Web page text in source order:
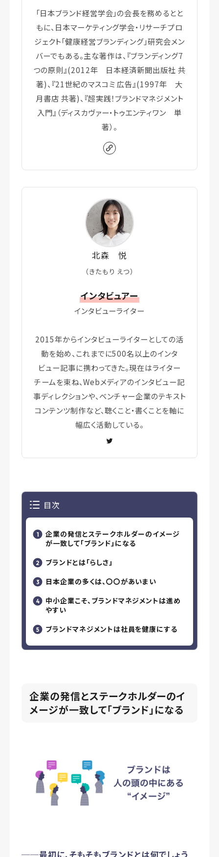
「日本ブランド経営学会」の会長を務めるとと
もに、日本マーケティング学会・リサーチプロ
ジェクト「健康経営ブランディング」研究会メン
バーでもある。主な著作は、『ブランディング7
つの原則』(2012年 日本経済新聞出版社 共
著)、『21世紀のマスコミ 広告』(1997年 大
月書店 共著)、『超実践！ブランドマネジメント
入門』（ディスカヴァー・トゥエンティワン 単
著）。
北森 悦
（きたもり えつ）
インタビュアー
インタビューライター
2015年からインタビューライターとしての活
動を始め、これまでに500名以上のインタ
ビュー記事に携わってきた。現在はライター
チームを束ね、Webメディアのインタビュー記
事ディレクションや、ベンチャー企業のテキスト
コンテンツ制作など、聴くこと・書くことを軸に
幅広く活動している。
目次
企業の発信とステークホルダーのイメージ
が一致して「ブランド」になる
ブランドとは「らしさ」
日本企業の多くは、〇〇があいまい
中小企業こそ、ブランドマネジメントは進め
やすい
ブランドマネジメントは社員を健康にする
企業の発信とステークホルダーのイ
メージが一致して「ブランド」になる
──最初に、そもそもブランドとは何でしょう